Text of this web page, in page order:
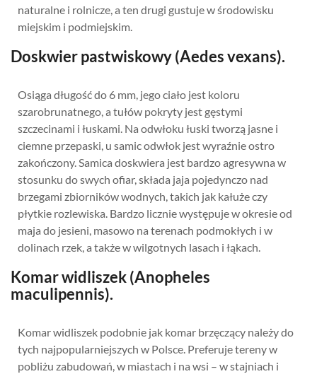
naturalne i rolnicze, a ten drugi gustuje w środowisku
miejskim i podmiejskim.
Doskwier pastwiskowy (Aedes vexans).
Osiąga długość do 6 mm, jego ciało jest koloru
szarobrunatnego, a tułów pokryty jest gęstymi
szczecinami i łuskami. Na odwłoku łuski tworzą jasne i
ciemne przepaski, u samic odwłok jest wyraźnie ostro
zakończony. Samica doskwiera jest bardzo agresywna w
stosunku do swych ofiar, składa jaja pojedynczo nad
brzegami zbiorników wodnych, takich jak kałuże czy
płytkie rozlewiska. Bardzo licznie występuje w okresie od
maja do jesieni, masowo na terenach podmokłych i w
dolinach rzek, a także w wilgotnych lasach i łąkach.
Komar widliszek (Anopheles
maculipennis).
Komar widliszek podobnie jak komar brzęczący należy do
tych najpopularniejszych w Polsce. Preferuje tereny w
pobliżu zabudowań, w miastach i na wsi – w stajniach i